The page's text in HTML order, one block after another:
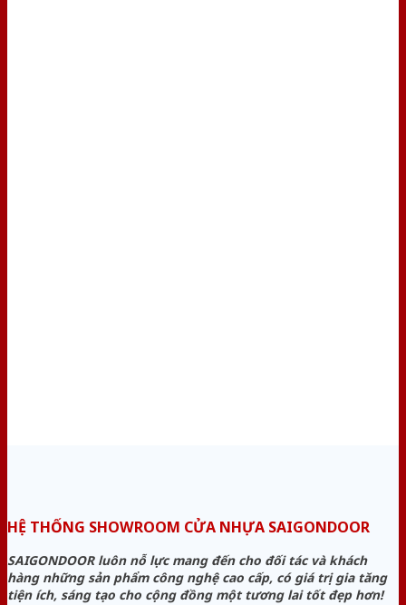
HỆ THỐNG SHOWROOM CỬA NHỰA SAIGONDOOR
SAIGONDOOR luôn nỗ lực mang đến cho đối tác và khách
hàng những sản phẩm công nghệ cao cấp, có giá trị gia tăng
tiện ích, sáng tạo cho cộng đồng một tương lai tốt đẹp hơn!